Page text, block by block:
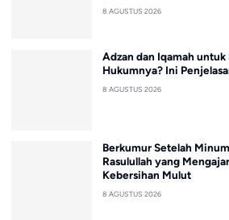
8 AGUSTUS 2026
Adzan dan Iqamah
Hukumnya? Ini
8 AGUSTUS 2026
Berkumur Setelah
Rasulullah yang
Kebersihan Mulut
8 AGUSTUS 2026